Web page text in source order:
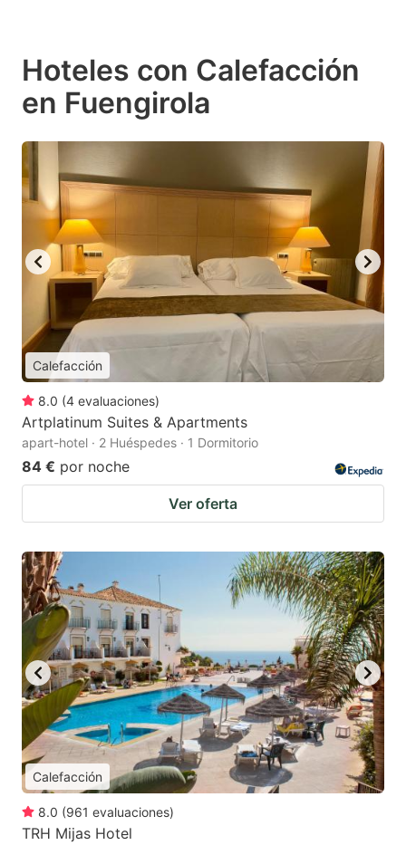
Hoteles con Calefacción
en Fuengirola
Calefacción
8.0 (4 evaluaciones)
Artplatinum Suites & Apartments
apart-hotel · 2 Huéspedes · 1 Dormitorio
84 € por noche
Ver oferta
Calefacción
8.0 (961 evaluaciones)
TRH Mijas Hotel